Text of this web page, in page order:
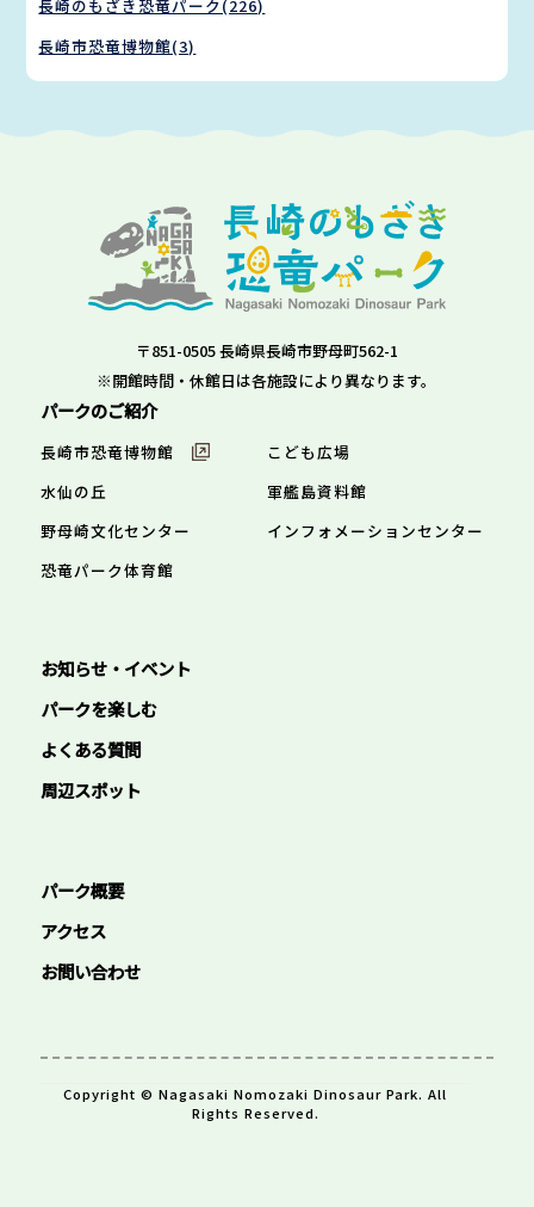
長崎のもざき恐竜パーク(226)
長崎市恐竜博物館(3)
〒851-0505 長崎県長崎市野母町562-1
※開館時間・休館日は各施設により異なります。
パークのご紹介
長崎市恐竜博物館
こども広場
水仙の丘
軍艦島資料館
野母崎文化センター
インフォメーションセンター
恐竜パーク体育館
お知らせ・イベント
パークを楽しむ
よくある質問
周辺スポット
パーク概要
アクセス
お問い合わせ
Copyright © Nagasaki Nomozaki Dinosaur Park. All
Rights Reserved.